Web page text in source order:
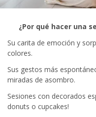
¿Por qué hacer una
Su carita de emoción y
colores.
Sus gestos más
miradas de asombro.
Sesiones con decorados
donuts o cupcakes!